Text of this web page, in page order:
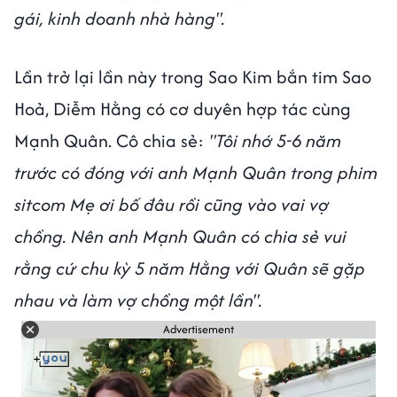
gái, kinh doanh nhà hàng".
Lần trở lại lần này trong Sao Kim bắn tim Sao
Hoả, Diễm Hằng có cơ duyên hợp tác cùng
Mạnh Quân. Cô chia sẻ: "Tôi nhớ 5-6 năm
trước có đóng với anh Mạnh Quân trong phim
sitcom Mẹ ơi bố đâu rồi cũng vào vai vợ
chồng. Nên anh Mạnh Quân có chia sẻ vui
rằng cứ chu kỳ 5 năm Hằng với Quân sẽ gặp
nhau và làm vợ chồng một lần".
Advertisement